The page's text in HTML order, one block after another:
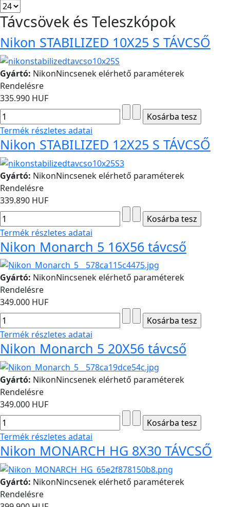
Távcsövek és Teleszkópok
Nikon STABILIZED 10X25 S TÁVCSŐ
Gyártó: NikonNincsenek elérhető paraméterek
Rendelésre
335.990 HUF
Termék részletes adatai
Nikon STABILIZED 12X25 S TÁVCSŐ
Gyártó: NikonNincsenek elérhető paraméterek
Rendelésre
339.890 HUF
Termék részletes adatai
Nikon Monarch 5 16X56 távcső
Gyártó: NikonNincsenek elérhető paraméterek
Rendelésre
349.000 HUF
Termék részletes adatai
Nikon Monarch 5 20X56 távcső
Gyártó: NikonNincsenek elérhető paraméterek
Rendelésre
349.000 HUF
Termék részletes adatai
Nikon MONARCH HG 8X30 TÁVCSŐ
Gyártó: NikonNincsenek elérhető paraméterek
Rendelésre